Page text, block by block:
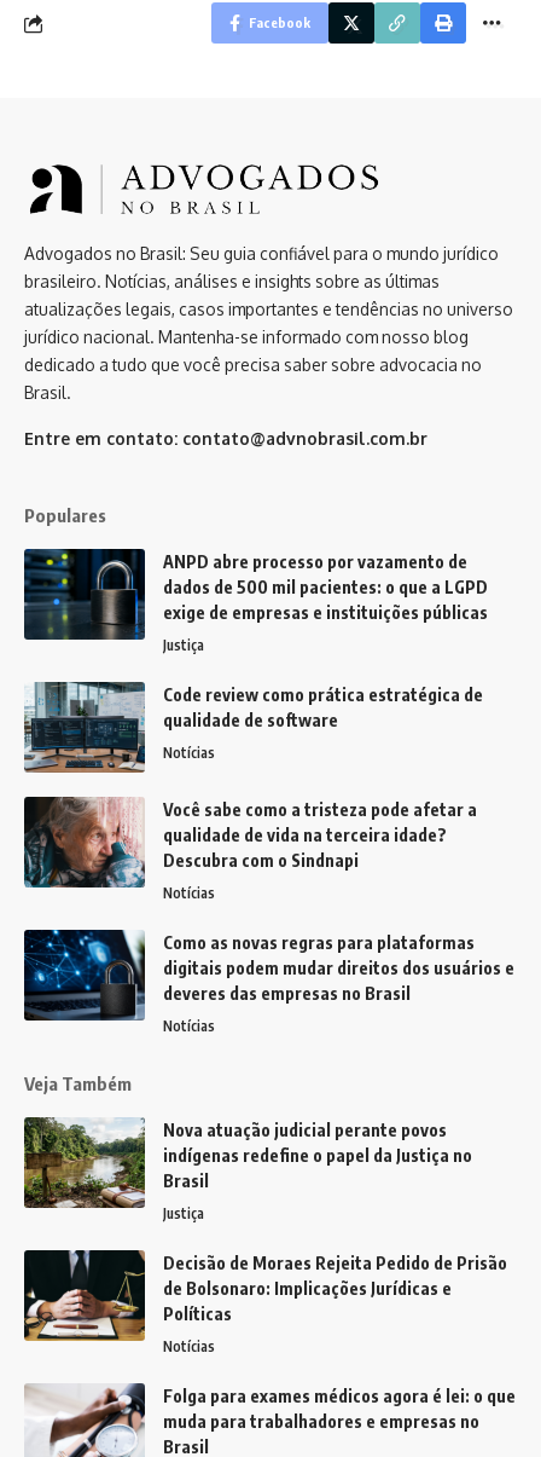
Facebook
Advogados no Brasil: Seu guia confiável para o mundo jurídico
brasileiro. Notícias, análises e insights sobre as últimas
atualizações legais, casos importantes e tendências no universo
jurídico nacional. Mantenha-se informado com nosso blog
dedicado a tudo que você precisa saber sobre advocacia no
Brasil.
Entre em contato: contato@advnobrasil.com.br
Populares
ANPD abre processo por vazamento de
dados de 500 mil pacientes: o que a LGPD
exige de empresas e instituições públicas
Justiça
Code review como prática estratégica de
qualidade de software
Notícias
Você sabe como a tristeza pode afetar a
qualidade de vida na terceira idade?
Descubra com o Sindnapi
Notícias
Como as novas regras para plataformas
digitais podem mudar direitos dos usuários e
deveres das empresas no Brasil
Notícias
Veja Também
Nova atuação judicial perante povos
indígenas redefine o papel da Justiça no
Brasil
Justiça
Decisão de Moraes Rejeita Pedido de Prisão
de Bolsonaro: Implicações Jurídicas e
Políticas
Notícias
Folga para exames médicos agora é lei: o que
muda para trabalhadores e empresas no
Brasil